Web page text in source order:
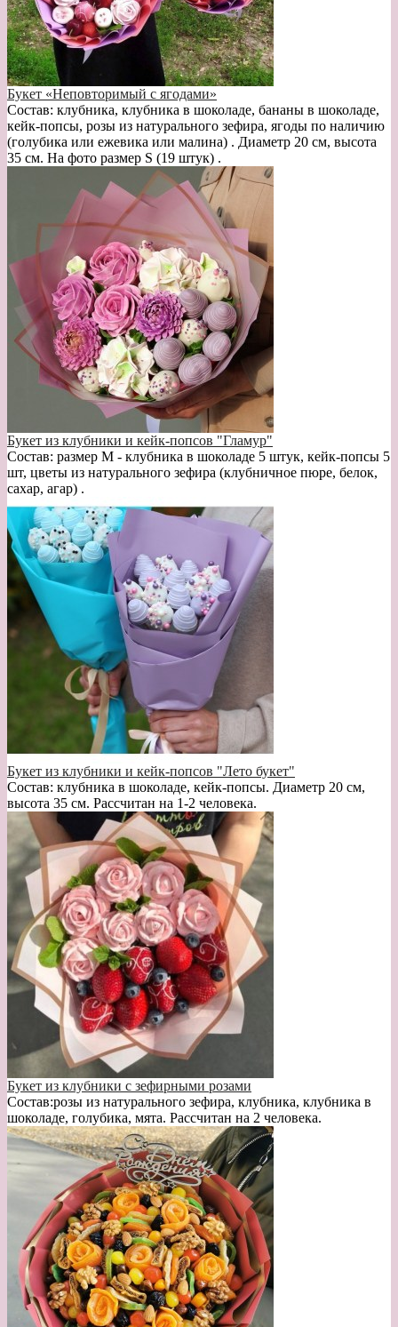
Букет «Неповторимый с ягодами»
Состав: клубника, клубника в шоколаде, бананы в шоколаде,
кейк-попсы, розы из натурального зефира, ягоды по наличию
(голубика или ежевика или малина) . Диаметр 20 см, высота
35 см. На фото размер S (19 штук) .
Букет из клубники и кейк-попсов "Гламур"
Состав: размер М - клубника в шоколаде 5 штук, кейк-попсы 5
шт, цветы из натурального зефира (клубничное пюре, белок,
сахар, агар) .
Букет из клубники и кейк-попсов "Лето букет"
Состав: клубника в шоколаде, кейк-попсы. Диаметр 20 см,
высота 35 см. Рассчитан на 1-2 человека.
Букет из клубники с зефирными розами
Состав:розы из натурального зефира, клубника, клубника в
шоколаде, голубика, мята. Рассчитан на 2 человека.